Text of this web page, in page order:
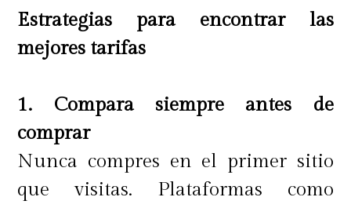
patagónicas, etc), además del Parque
Torres del Paine, donde junto con
maravillosos parajes magallánicos,
podrán navegar en un catamarán
por el Lago Grey y ver de cerca los
milenarios hielos de su glaciar.
Estrategias para encontrar las
mejores tarifas
1. Compara siempre antes de
comprar
Nunca compres en el primer sitio
que visitas. Plataformas como